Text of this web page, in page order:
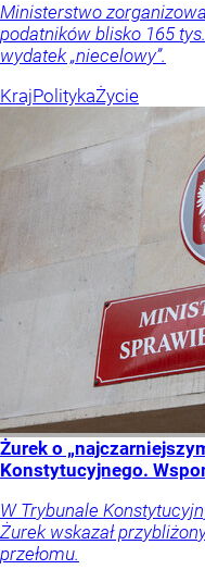
Ministerstwo
podatników blisko 165 tys.
wydatek „niecelowy”.
KrajPolitykaŻycie
Żurek o
Konstytucyjnego.
W Trybunale
Żurek wskazał
przełomu.